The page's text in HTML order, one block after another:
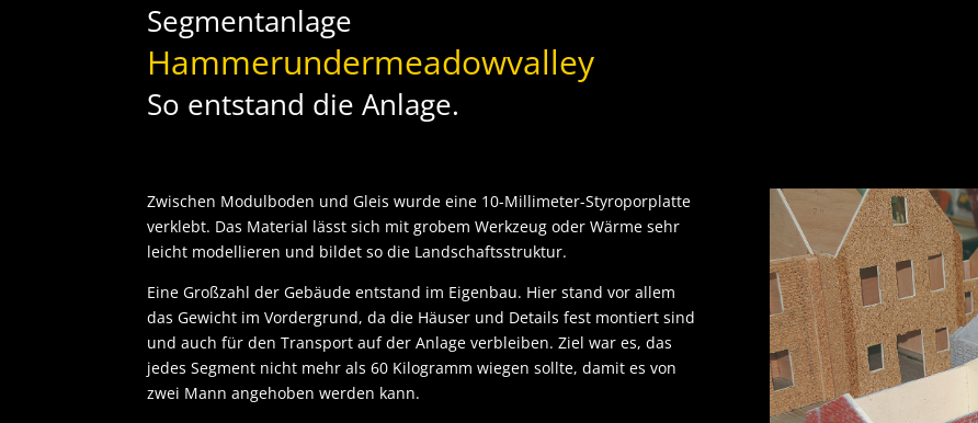
Segmentanlage
Hammerundermeadowvalley
So entstand die Anlage.
Zwischen Modulboden und Gleis wurde eine 10-Millimeter-Styroporplatte
verklebt. Das Material lässt sich mit grobem Werkzeug oder Wärme sehr
leicht modellieren und bildet so die Landschaftsstruktur.
Eine Großzahl der Gebäude entstand im Eigenbau. Hier stand vor allem
das Gewicht im Vordergrund, da die Häuser und Details fest montiert sind
und auch für den Transport auf der Anlage verbleiben. Ziel war es, das
jedes Segment nicht mehr als 60 Kilogramm wiegen sollte, damit es von
zwei Mann angehoben werden kann.